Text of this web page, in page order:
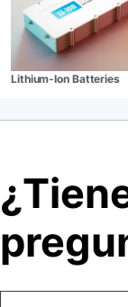
Lithium-Ion Batteries